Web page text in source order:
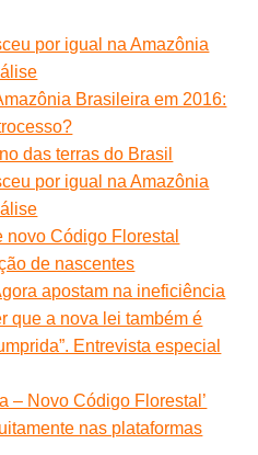
por igual na Amazônia
Brasileira em 2016:
das terras do Brasil
por igual na Amazônia
Código Florestal
de nascentes
apostam na ineficiência
que a nova lei também é
Entrevista especial
– Novo Código Florestal’
nas plataformas